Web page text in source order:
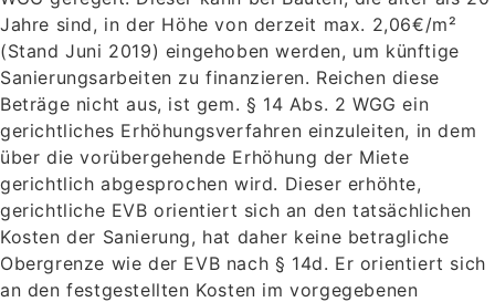
Jahre sind, in der Höhe von derzeit max. 2,06€/m²
(Stand Juni 2019) eingehoben werden, um künftige
Sanierungsarbeiten zu finanzieren. Reichen diese
Beträge nicht aus, ist gem. § 14 Abs. 2 WGG ein
gerichtliches Erhöhungsverfahren einzuleiten, in dem
über die vorübergehende Erhöhung der Miete
gerichtlich abgesprochen wird. Dieser erhöhte,
gerichtliche EVB orientiert sich an den tatsächlichen
Kosten der Sanierung, hat daher keine betragliche
Obergrenze wie der EVB nach § 14d. Er orientiert sich
an den festgestellten Kosten im vorgegebenen